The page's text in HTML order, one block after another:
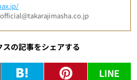
スの記事をシェアする
LINE